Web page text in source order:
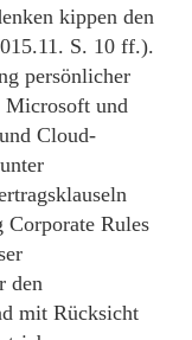
kippen den
S. 10 ff.).
persönlicher
Microsoft und
Cloud-
Corporate Rules
den
mit Rücksicht